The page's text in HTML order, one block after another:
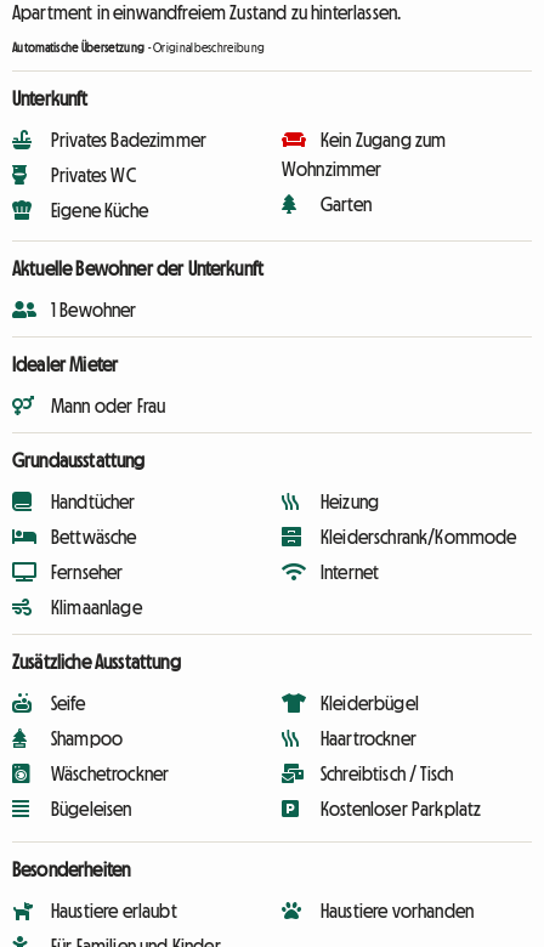
Apartment in einwandfreiem Zustand zu hinterlassen.
Automatische Übersetzung -Originalbeschreibung
Unterkunft
Privates Badezimmer
Privates WC
Eigene Küche
Kein Zugang zum
Wohnzimmer
Garten
Aktuelle Bewohner der Unterkunft
1 Bewohner
Idealer Mieter
Mann oder Frau
Grundausstattung
Handtücher
Bettwäsche
Fernseher
Klimaanlage
Heizung
Kleiderschrank/Kommode
Internet
Zusätzliche Ausstattung
Seife
Shampoo
Wäschetrockner
Bügeleisen
Kleiderbügel
Haartrockner
Schreibtisch / Tisch
Kostenloser Parkplatz
Besonderheiten
Haustiere erlaubt
Haustiere vorhanden